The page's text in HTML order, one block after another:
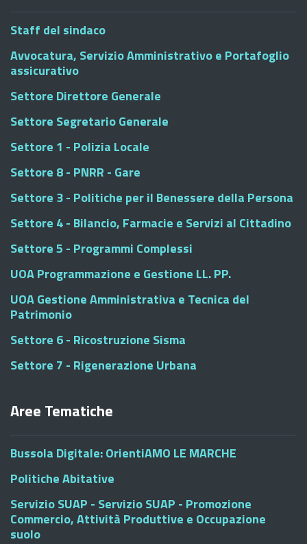
Staff del sindaco
Avvocatura, Servizio Amministrativo e Portafoglio
assicurativo
Settore Direttore Generale
Settore Segretario Generale
Settore 1 - Polizia Locale
Settore 8 - PNRR - Gare
Settore 3 - Politiche per il Benessere della Persona
Settore 4 - Bilancio, Farmacie e Servizi al Cittadino
Settore 5 - Programmi Complessi
UOA Programmazione e Gestione LL. PP.
UOA Gestione Amministrativa e Tecnica del
Patrimonio
Settore 6 - Ricostruzione Sisma
Settore 7 - Rigenerazione Urbana
Aree Tematiche
Bussola Digitale: OrientiAMO LE MARCHE
Politiche Abitative
Servizio SUAP - Servizio SUAP - Promozione
Commercio, Attività Produttive e Occupazione
suolo